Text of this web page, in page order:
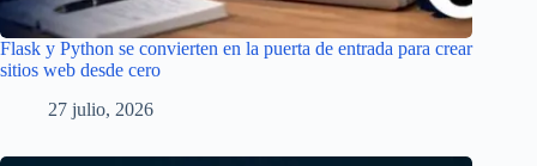
Flask y Python se convierten en la puerta de entrada para crear
sitios web desde cero
27 julio, 2026